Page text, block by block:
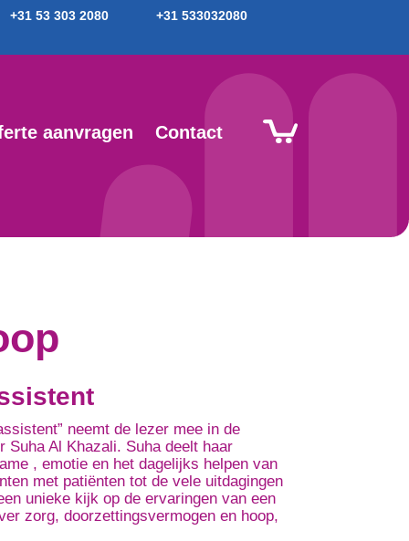
+31 53 303 2080 +31 533032080
aanvragen Contact
neemt de lezer mee in de
Suha Al Khazali. Suha deelt haar
, emotie en het dagelijks helpen van
met patiënten tot de vele uitdagingen
unieke kijk op de ervaringen van een
zorg, doorzettingsvermogen en hoop,